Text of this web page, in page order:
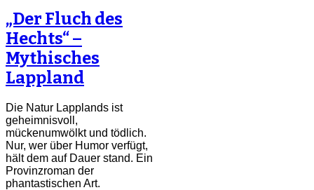
„Der Fluch des
Hechts“ –
Mythisches
Lappland
Die Natur Lapplands ist
geheimnisvoll,
mückenumwölkt und tödlich.
Nur, wer über Humor verfügt,
hält dem auf Dauer stand. Ein
Provinzroman der
phantastischen Art.